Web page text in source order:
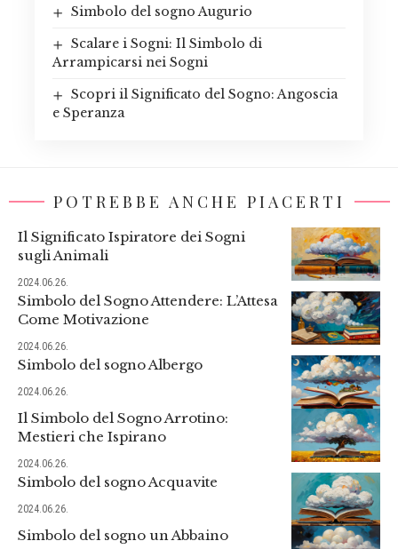
Simbolo del sogno Augurio
Scalare i Sogni: Il Simbolo di
Arrampicarsi nei Sogni
Scopri il Significato del Sogno: Angoscia
e Speranza
POTREBBE ANCHE PIACERTI
Il Significato Ispiratore dei Sogni
sugli Animali
2024.06.26.
Simbolo del Sogno Attendere: L’Attesa
Come Motivazione
2024.06.26.
Simbolo del sogno Albergo
2024.06.26.
Il Simbolo del Sogno Arrotino:
Mestieri che Ispirano
2024.06.26.
Simbolo del sogno Acquavite
2024.06.26.
Simbolo del sogno un Abbaino